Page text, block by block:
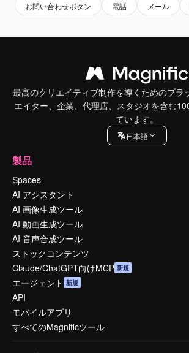
お問い合わせボタン 電話 メール
最高のクリエイティブ制作を導くためのプラ
エイター、企業、代理店、スタジオを含む
ています。
日本語
製品
Spaces
AI アシスタント
AI 画像生成ツール
AI 動画生成ツール
AI 音声合成ツール
ストックコンテンツ
Claude/ChatGPT向けMCP 新規
エージェント 新規
API
モバイルアプリ
すべてのMagnificツール